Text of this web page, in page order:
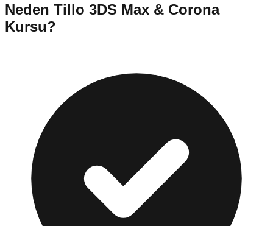
Neden Tillo 3DS Max & Corona
Kursu?